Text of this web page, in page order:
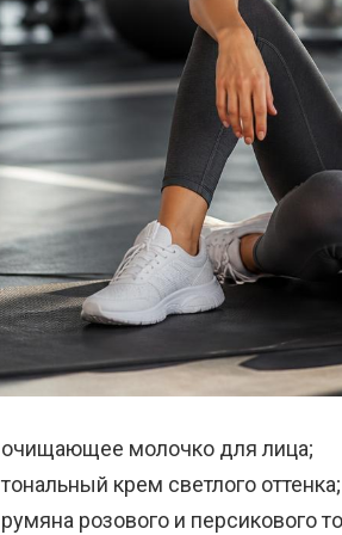
очищающее молочко для лица;
тональный крем светлого оттенка;
румяна розового и персикового